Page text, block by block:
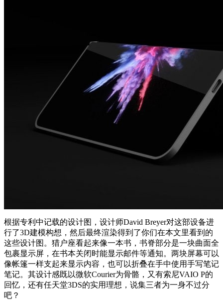
根据专利中记载的设计图，设计师David Breyer对这部设备进
行了3D建模构想，然后最终渲染得到了你们在本文里看到的
这些设计图。猎户座看起来像一本书，书脊部分是一块曲面全
包裹显示屏，在书本关闭时能显示邮件等通知。两块屏幕可以
像帐篷一样支起来显示内容，也可以折叠在手中使用手写笔记
笔记。其设计感既以微软Courier为骨骼，又有索尼VAIO P的
回忆，还有任天堂3DS的实用理想，说集三者为一身不过分
吧？